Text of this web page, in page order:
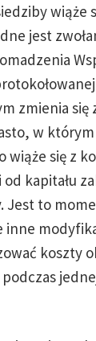
wiąże
jest
zmienia się
w
wiąże się z
kapitału
Jest to
inne
koszty